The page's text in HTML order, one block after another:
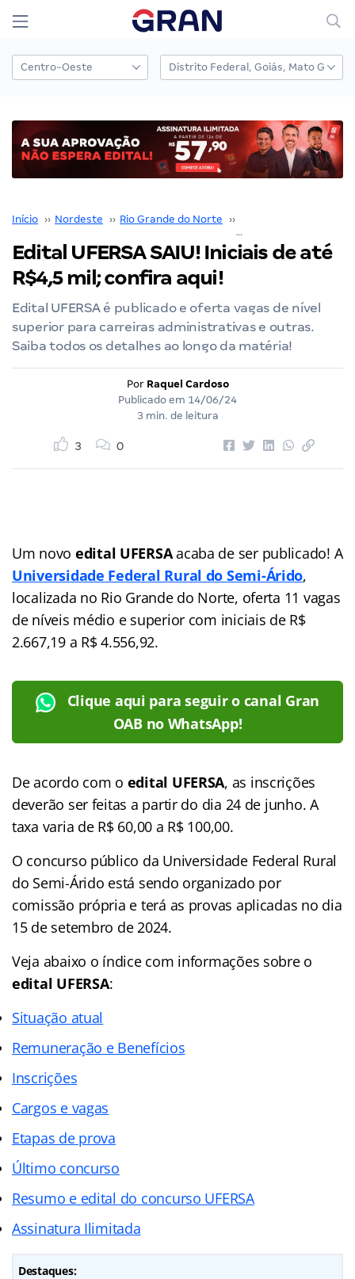
Início ›› Nordeste ›› Rio Grande do Norte ››
Edital UFERSA SAIU! Iniciais de até
R$4,5 mil; confira aqui!
Edital UFERSA é publicado e oferta vagas de nível
superior para carreiras administrativas e outras.
Saiba todos os detalhes ao longo da matéria!
Por Raquel Cardoso
Publicado em 14/06/24
3 min. de leitura
3 0
Um novo edital UFERSAacaba de ser publicado! A
Universidade Federal Rural do Semi-Árido,
localizada no Rio Grande do Norte, oferta 11 vagas
de níveis médio e superior com iniciais de R$
2.667,19 a R$ 4.556,92.
Clique aqui para seguir o canal Gran
OAB no WhatsApp!
De acordo com o edital UFERSA, as inscrições
deverão ser feitas a partir do dia 24 de junho. A
taxa varia de R$ 60,00 a R$ 100,00.
O concurso público da Universidade Federal Rural
do Semi-Árido está sendo organizado por
comissão própria e terá as provas aplicadas no dia
15 de setembro de 2024.
Veja abaixo o índicecom informações sobre o
edital UFERSA:
Situação atual
Remuneração e Benefícios
Inscrições
Cargos e vagas
Etapas de prova
Último concurso
Resumo e edital do concurso UFERSA
Assinatura Ilimitada
Destaques: